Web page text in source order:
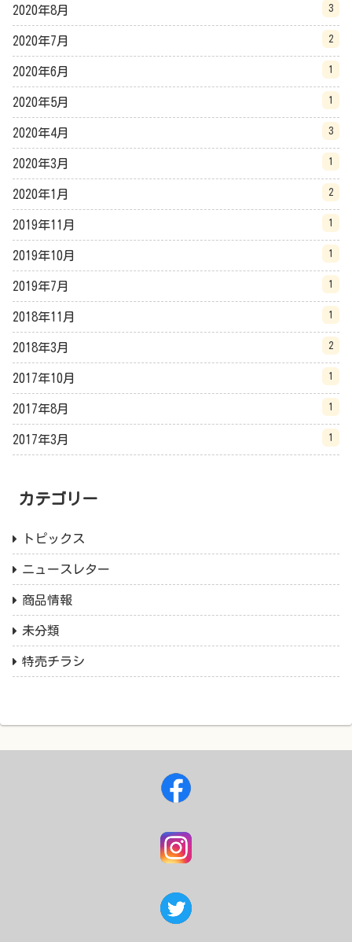
2020年8月 3
2020年7月 2
2020年6月 1
2020年5月 1
2020年4月 3
2020年3月 1
2020年1月 2
2019年11月 1
2019年10月 1
2019年7月 1
2018年11月 1
2018年3月 2
2017年10月 1
2017年8月 1
2017年3月 1
カテゴリー
トピックス
ニュースレター
商品情報
未分類
特売チラシ